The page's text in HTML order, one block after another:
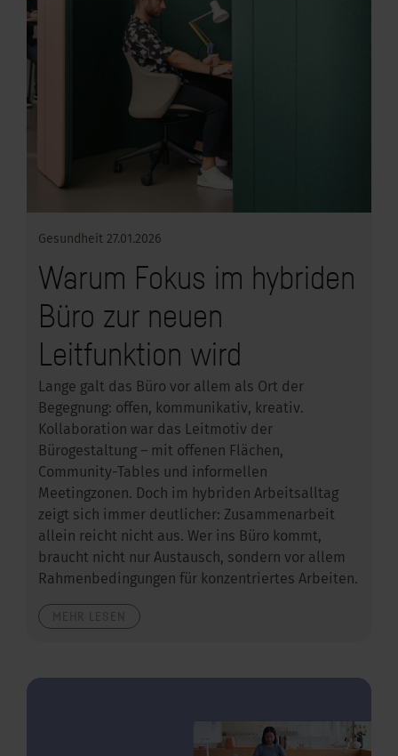
Gesundheit 27.01.2026
Warum Fokus im hybriden
Büro zur neuen
Leitfunktion wird
Lange galt das Büro vor allem als Ort der
Begegnung: offen, kommunikativ, kreativ.
Kollaboration war das Leitmotiv der
Bürogestaltung – mit offenen Flächen,
Community-Tables und informellen
Meetingzonen. Doch im hybriden Arbeitsalltag
zeigt sich immer deutlicher: Zusammenarbeit
allein reicht nicht aus. Wer ins Büro kommt,
braucht nicht nur Austausch, sondern vor allem
Rahmenbedingungen für konzentriertes Arbeiten.